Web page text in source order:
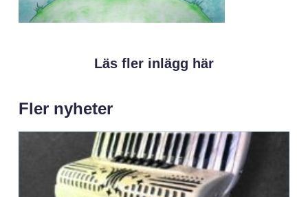
Läs fler inlägg här
Fler nyheter